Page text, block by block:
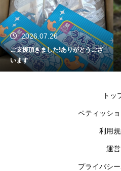
2026.07.26
ご支援頂きました!ありがとうござ
います
トッ
ペティッシ
利用
運営
プライバシ